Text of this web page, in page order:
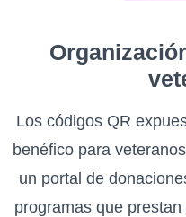
Los códigos QR
benéfico para
un portal de
programas que